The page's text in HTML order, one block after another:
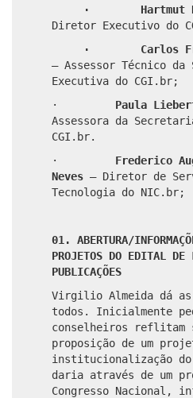
· Hartmut
Diretor Executivo do
· Carlos
– Assessor Técnico da
Executiva do CGI.br;
· Paula
Assessora da
CGI.br.
· Frederico
Neves – Diretor de
Tecnologia do NIC.br;
01. ABERTURA/
PROJETOS DO EDITAL DE
PUBLICAÇÕES
Virgilio Almeida dá as
todos. Inicialmente
conselheiros reflitam
proposição de um
institucionalização
daria através de um
Congresso Nacional,